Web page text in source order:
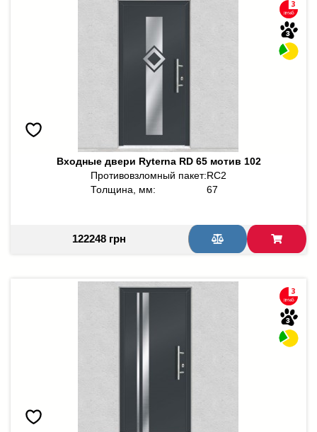
Входные двери Ryterna RD 65 мотив 102
Противовзломный пакет:RC2
Толщина, мм:
67
122248 грн